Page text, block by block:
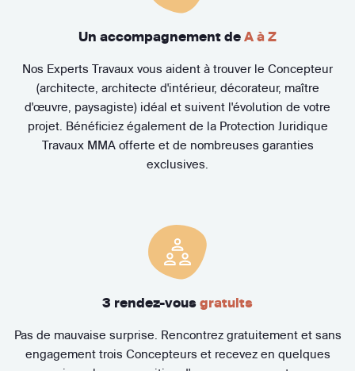
Un accompagnement de A à Z
Nos Experts Travaux vous aident à trouver le Concepteur
(architecte, architecte d'intérieur, décorateur, maître
d'œuvre, paysagiste) idéal et suivent l'évolution de votre
projet. Bénéficiez également de la Protection Juridique
Travaux MMA offerte et de nombreuses garanties
exclusives.
3 rendez-vous gratuits
Pas de mauvaise surprise. Rencontrez gratuitement et sans
engagement trois Concepteurs et recevez en quelques